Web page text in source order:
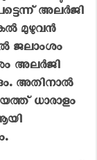
അലർജി
മുഴുവൻ
ജലാംശം
അലർജി
അതിനാൽ
ധാരാളം